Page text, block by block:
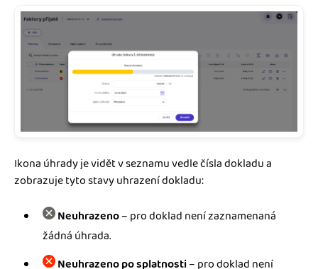
Ikona úhrady je vidět v seznamu vedle čísla dokladu a
zobrazuje tyto stavy uhrazení dokladu:
Neuhrazeno– pro doklad není zaznamenaná
žádná úhrada.
Neuhrazeno po splatnosti– pro doklad není